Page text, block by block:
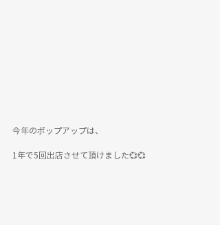
今年のポップアップは、
1年で5回出店させて頂けました💞💞